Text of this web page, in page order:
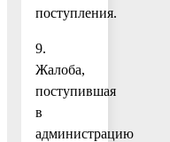
поступления.
9.
Жалоба,
поступившая
в
администрацию